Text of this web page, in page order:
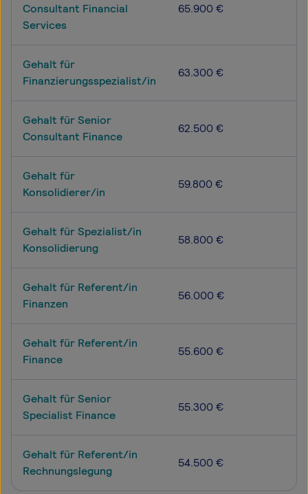
Consultant Financial
Services
65.900 €
Gehalt für
Finanzierungsspezialist/in
63.300 €
Gehalt für Senior
Consultant Finance
62.500 €
Gehalt für
Konsolidierer/in
59.800 €
Gehalt für Spezialist/in
Konsolidierung
58.800 €
Gehalt für Referent/in
Finanzen
56.000 €
Gehalt für Referent/in
Finance
55.600 €
Gehalt für Senior
Specialist Finance
55.300 €
Gehalt für Referent/in
Rechnungslegung
54.500 €